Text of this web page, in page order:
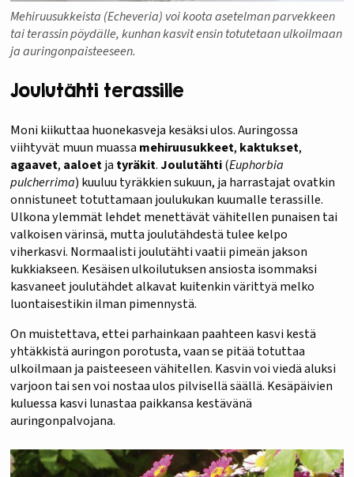
Mehiruusukkeista (Echeveria) voi koota asetelman parvekkeen
tai terassin pöydälle, kunhan kasvit ensin totutetaan ulkoilmaan
ja auringonpaisteeseen.
Joulutähti terassille
Moni kiikuttaa huonekasveja kesäksi ulos. Auringossa
viihtyvät muun muassa mehiruusukkeet, kaktukset,
agaavet, aaloetja tyräkit.Joulutähti(Euphorbia
pulcherrima) kuuluu tyräkkien sukuun, ja harrastajat ovatkin
onnistuneet totuttamaan joulukukan kuumalle terassille.
Ulkona ylemmät lehdet menettävät vähitellen punaisen tai
valkoisen värinsä, mutta joulutähdestä tulee kelpo
viherkasvi. Normaalisti joulutähti vaatii pimeän jakson
kukkiakseen. Kesäisen ulkoilutuksen ansiosta isommaksi
kasvaneet joulutähdet alkavat kuitenkin värittyä melko
luontaisestikin ilman pimennystä.
On muistettava, ettei parhainkaan paahteen kasvi kestä
yhtäkkistä auringon porotusta, vaan se pitää totuttaa
ulkoilmaan ja paisteeseen vähitellen. Kasvin voi viedä aluksi
varjoon tai sen voi nostaa ulos pilvisellä säällä. Kesäpäivien
kuluessa kasvi lunastaa paikkansa kestävänä
auringonpalvojana.